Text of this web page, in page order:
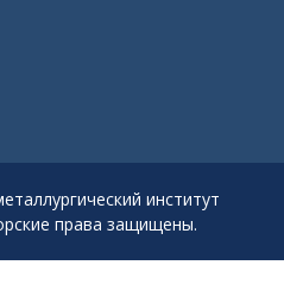
институт
права защищены.